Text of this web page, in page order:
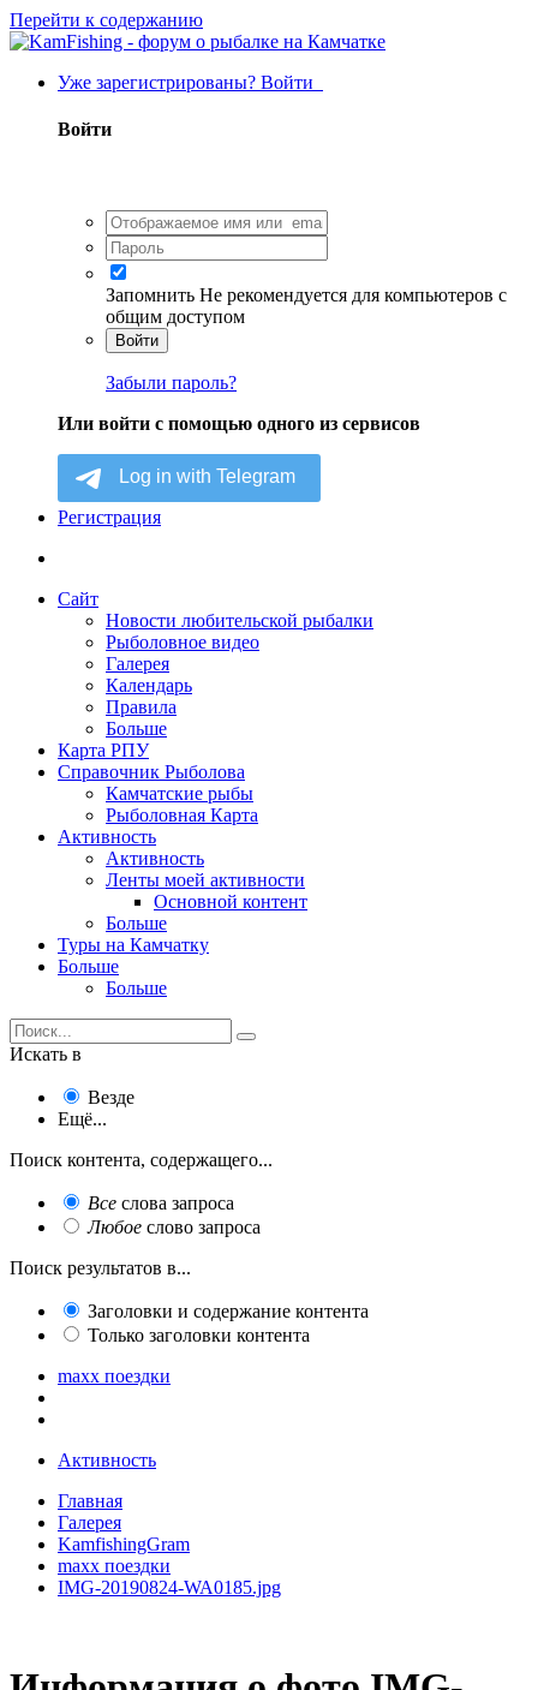
Перейти к содержанию
Уже зарегистрированы? Войти
Войти
Запомнить Не рекомендуется для компьютеров с
общим доступом
Войти
Забыли пароль?
Или войти с помощью одного из сервисов
Регистрация
Сайт
Новости любительской рыбалки
Рыболовное видео
Галерея
Календарь
Правила
Больше
Карта РПУ
Справочник Рыболова
Камчатские рыбы
Рыболовная Карта
Активность
Активность
Ленты моей активности
Основной контент
Больше
Туры на Камчатку
Больше
Больше
Искать в
Везде
Ещё...
Поиск контента, содержащего...
Все слова запроса
Любое слово запроса
Поиск результатов в...
Заголовки и содержание контента
Только заголовки контента
maxx поездки
Активность
Главная
Галерея
KamfishingGram
maxx поездки
IMG-20190824-WA0185.jpg